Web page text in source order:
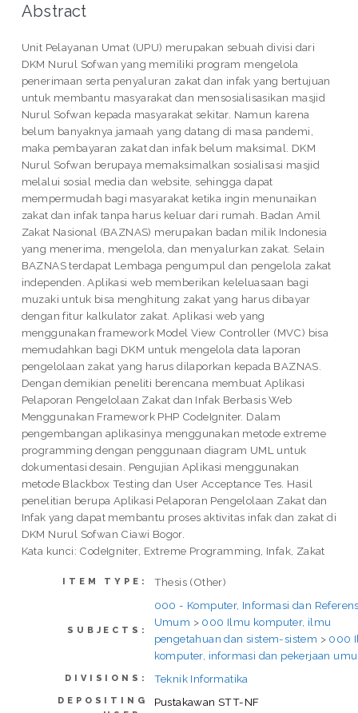
Abstract
Unit Pelayanan Umat (UPU) merupakan sebuah divisi dari
DKM Nurul Sofwan yang memiliki program mengelola
penerimaan serta penyaluran zakat dan infak yang bertujuan
untuk membantu masyarakat dan mensosialisasikan masjid
Nurul Sofwan kepada masyarakat sekitar. Namun karena
belum banyaknya jamaah yang datang di masa pandemi,
maka pembayaran zakat dan infak belum maksimal. DKM
Nurul Sofwan berupaya memaksimalkan sosialisasi masjid
melalui sosial media dan website, sehingga dapat
mempermudah bagi masyarakat ketika ingin menunaikan
zakat dan infak tanpa harus keluar dari rumah. Badan Amil
Zakat Nasional (BAZNAS) merupakan badan milik Indonesia
yang menerima, mengelola, dan menyalurkan zakat. Selain
BAZNAS terdapat Lembaga pengumpul dan pengelola zakat
independen. Aplikasi web memberikan keleluasaan bagi
muzaki untuk bisa menghitung zakat yang harus dibayar
dengan fitur kalkulator zakat. Aplikasi web yang
menggunakan framework Model View Controller (MVC) bisa
memudahkan bagi DKM untuk mengelola data laporan
pengelolaan zakat yang harus dilaporkan kepada BAZNAS.
Dengan demikian peneliti berencana membuat Aplikasi
Pelaporan Pengelolaan Zakat dan Infak Berbasis Web
Menggunakan Framework PHP CodeIgniter. Dalam
pengembangan aplikasinya menggunakan metode extreme
programming dengan penggunaan diagram UML untuk
dokumentasi desain. Pengujian Aplikasi menggunakan
metode Blackbox Testing dan User Acceptance Tes. Hasil
penelitian berupa Aplikasi Pelaporan Pengelolaan Zakat dan
Infak yang dapat membantu proses aktivitas infak dan zakat di
DKM Nurul Sofwan Ciawi Bogor.
Kata kunci: CodeIgniter, Extreme Programming, Infak, Zakat
ITEM TYPE: Thesis (Other)
SUBJECTS:
000 - Komputer, Informasi dan
Umum > 000 Ilmu komputer, ilmu
pengetahuan dan sistem-sistem > 000
komputer, informasi dan pekerjaan
DIVISIONS: Teknik Informatika
DEPOSITING
Pustakawan STT-NF